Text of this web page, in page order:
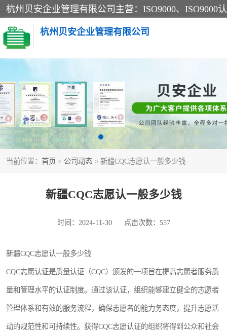
杭州贝安企业管理有限公司
当前位置： 首页 > 公司动态 > 新疆CQC志愿认一般多少钱
新疆CQC志愿认一般多少钱
时间：2024-11-30 点击次数：557
新疆CQC志愿认一般多少钱
CQC志愿认证是质量认证（CQC）颁发的一项旨在提高志愿者服务质
量和管理水平的认证制度。通过该认证，组织能够建立健全的志愿者
管理体系和有效的服务流程，确保志愿者的能力务态度，提升志愿活
动的规范性和可持续性。获得CQC志愿认证的组织将得到公众和社会
CE认证
SA认证
OHSAS18001认证
45001认证